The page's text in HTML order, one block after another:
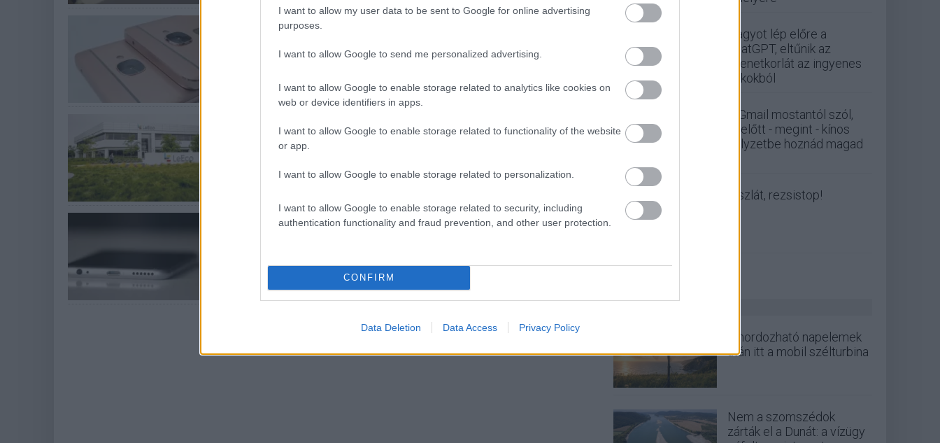
I want to allow my user data to be sent to Google for online advertising
purposes.
I want to allow Google to send me personalized advertising.
I want to allow Google to enable storage related to analytics like cookies on
web or device identifiers in apps.
I want to allow Google to enable storage related to functionality of the website
or app.
I want to allow Google to enable storage related to personalization.
I want to allow Google to enable storage related to security, including
authentication functionality and fraud prevention, and other user protection.
CONFIRM
Data Deletion Data Access Privacy Policy
8 GB RAM-ot kapnak az okostelefonok
A LeEco már most augusztusban nagy dobásra készül.
A legnagyobbakat ütné ki a nyeregből a LeEco
Az Apple elavult
elavultak.
Nagyot lép előre a
ChatGPT, eltűnik az
üzenetkorlát az ingyenes
fiókokból
A Gmail mostantól szól,
mielőtt - megint - kínos
helyzetbe hoznád magad
Viszlát, rezsistop!
A hordozható napelemek
után itt a mobil szélturbina
Nem a szomszédok
zárták el a Dunát: a vízügy